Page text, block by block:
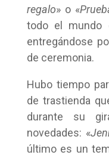
regalo» o «
todo el mundo
entregándose
de ceremonia.
Hubo tiempo
de trastienda
durante su
novedades: «
último es un